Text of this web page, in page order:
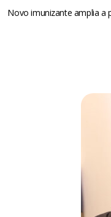
Novo imunizante amplia a